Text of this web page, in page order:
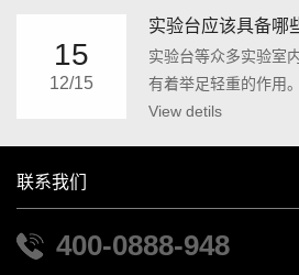
能。在实验台的设计
重要的。因为不同的
15
12/15
实验台应该具备哪
实验台等众多实验室
有着举足轻重的作用
实验台要有一系列比
View detils
联系我们
400-0888-948